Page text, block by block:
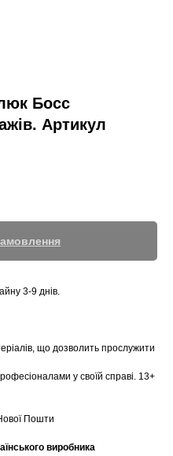
Босс
Артикул
3-9 днів.
що дозволить прослужити
у своїй справі. 13+
Пошти
виробника